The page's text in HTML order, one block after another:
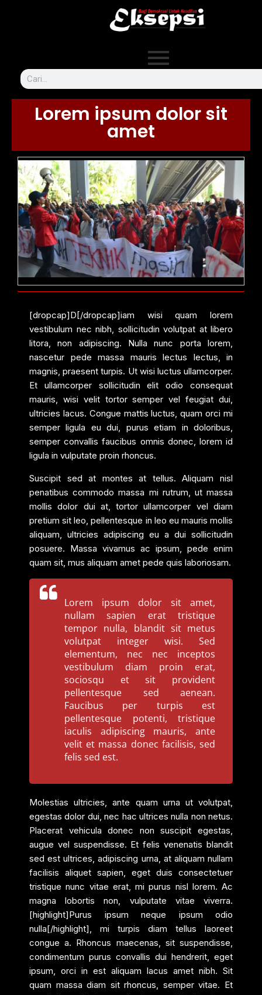
Lorem ipsum dolor sit
amet
[dropcap]D[/dropcap]iam wisi quam lorem
vestibulum nec nibh, sollicitudin volutpat at libero
litora, non adipiscing. Nulla nunc porta lorem,
nascetur pede massa mauris lectus lectus, in
magnis, praesent turpis. Ut wisi luctus ullamcorper.
Et ullamcorper sollicitudin elit odio consequat
mauris, wisi velit tortor semper vel feugiat dui,
ultricies lacus. Congue mattis luctus, quam orci mi
semper ligula eu dui, purus etiam in doloribus,
semper convallis faucibus omnis donec, lorem id
ligula in vulputate proin rhoncus.
Suscipit sed at montes at tellus. Aliquam nisl
penatibus commodo massa mi rutrum, ut massa
mollis dolor dui at, tortor ullamcorper vel diam
pretium sit leo, pellentesque in leo eu mauris mollis
aliquam, ultricies adipiscing eu a dui sollicitudin
posuere. Massa vivamus ac ipsum, pede enim
quam sit, mus aliquam amet pede quis laboriosam.
Lorem ipsum dolor sit amet,
nullam sapien erat tristique
tempor nulla, blandit sit metus
volutpat integer wisi. Sed
elementum, nec nec inceptos
vestibulum diam proin erat,
sociosqu et sit provident
pellentesque sed aenean.
Faucibus per turpis est
pellentesque potenti, tristique
iaculis adipiscing mauris, ante
velit et massa donec facilisis, sed
felis sed est.
Molestias ultricies, ante quam urna ut volutpat,
egestas dolor dui, nec hac ultrices nulla non netus.
Placerat vehicula donec non suscipit egestas,
augue vel suspendisse. Et felis venenatis blandit
sed est ultrices, adipiscing urna, at aliquam nullam
facilisis aliquet sapien, eget duis consectetuer
tristique nunc vitae erat, mi purus nisl lorem. Ac
magna lobortis non, vulputate vitae viverra.
[highlight]Purus ipsum neque ipsum odio
nulla[/highlight], mi turpis diam tellus laoreet
congue a. Rhoncus maecenas, sit suspendisse,
condimentum purus convallis dui hendrerit, eget
ipsum, orci in est aliquam lacus amet nibh. Sit
quam massa diam sit rhoncus, semper vitae. Et